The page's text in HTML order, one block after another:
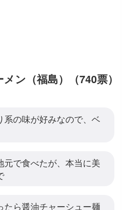
ン（福島）（740票）
系の味が好みなので、ベ
元で食べたが、本当に美
たら醤油チャーシュー麺